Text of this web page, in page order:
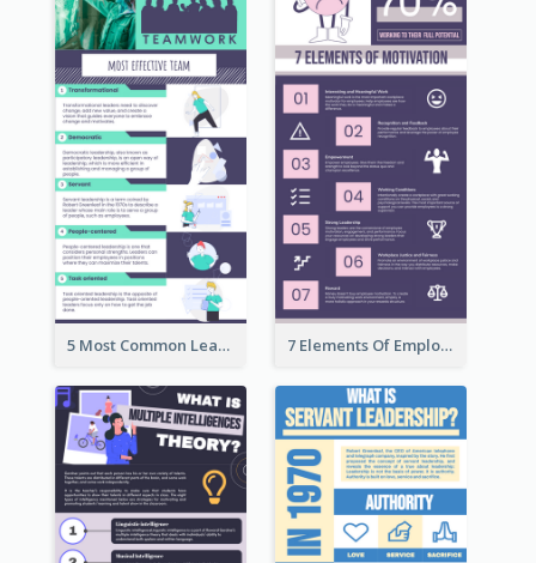
5 Most Common Leadership Styles Infographic 7 Elements Of Employee Motivation Infographic